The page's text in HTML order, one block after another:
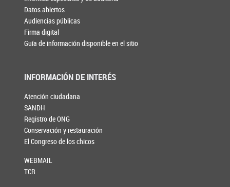
Datos abiertos
Audiencias públicas
Firma digital
Guía de información disponible en el sitio
INFORMACIÓN DE INTERÉS
Atención ciudadana
SANDH
Registro de ONG
Conservación y restauración
El Congreso de los chicos
WEBMAIL
TCR